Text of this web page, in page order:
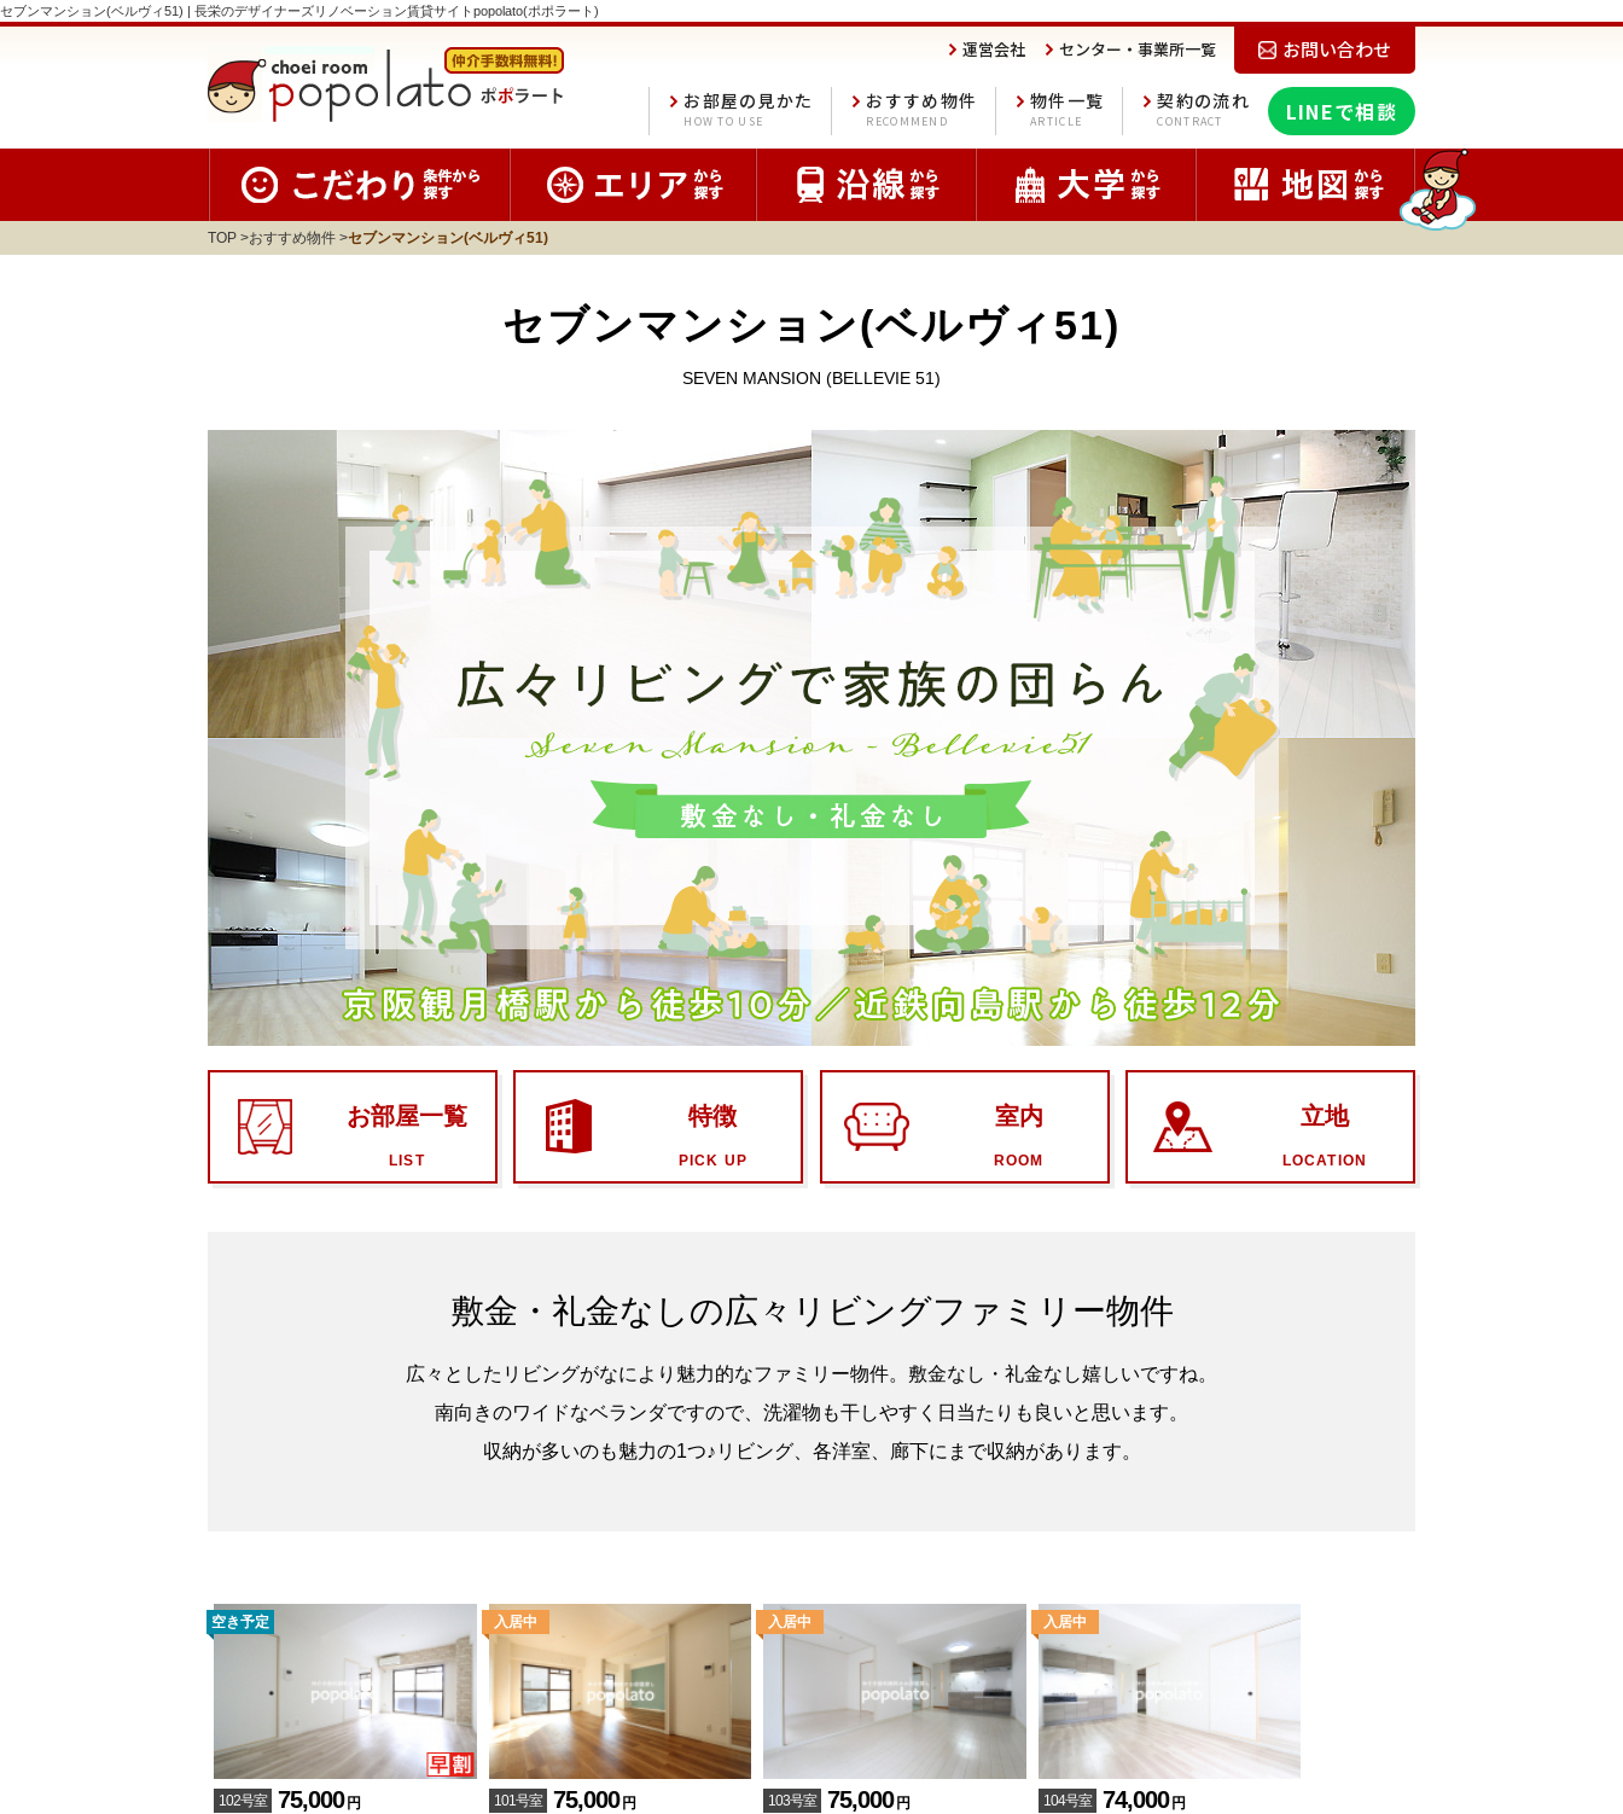
セブンマンション(ベルヴィ51) | 長栄のデザイナーズリノベーション賃貸サイトpopolato(ポポラート)
お問い合わせ
センター・事業所一覧
運営会社
LINEで相談
契約の流れ
CONTRACT
物件一覧
ARTICLE
おすすめ物件
RECOMMEND
お部屋の見かた
HOW TO USE
TOP おすすめ物件 セブンマンション(ベルヴィ51)
セブンマンション(ベルヴィ51)
SEVEN MANSION (BELLEVIE 51)
お部屋一覧
LIST
特徴
PICK UP
室内
ROOM
立地
LOCATION
敷金・礼金なしの広々リビングファミリー物件
広々としたリビングがなにより魅力的なファミリー物件。敷金なし・礼金なし嬉しいですね。
南向きのワイドなベランダですので、洗濯物も干しやすく日当たりも良いと思います。
収納が多いのも魅力の1つ♪リビング、各洋室、廊下にまで収納があります。
102号室 75,000 円
101号室 75,000 円
103号室 75,000 円
104号室 74,000 円